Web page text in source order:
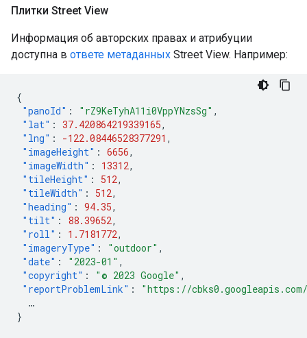
Плитки Street View
Информация об авторских правах и атрибуции
доступна в ответе метаданных Street View. Например:
{
"panoId" : "rZ9KeTyhA11i0VppYNzsSg" ,
"lat" : 37.420864219339165,
"lng" : -122.08446528377291 ,
"imageHeight" : 6656,
"imageWidth" : 13312,
"tileHeight" : 512,
"tileWidth" : 512,
"heading" : 94.35,
"tilt" : 88.39652,
"roll" : 1.7181772,
"imageryType" : "outdoor" ,
"date" : "2023-01" ,
"copyright" : "© 2023 Google" ,
"reportProblemLink" :
"https://cbks0.googleapis.com/
…
}